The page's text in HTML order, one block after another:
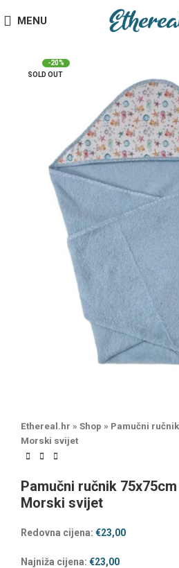
MENU
-20%
SOLD OUT
Ethereal.hr » Shop » Pamučni
Morski svijet
Pamučni ručnik
Morski svijet
Redovna cijena: €23,00
Najniža cijena: €23,00